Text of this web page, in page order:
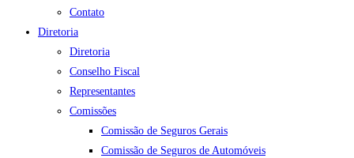
Contato
Diretoria
Diretoria
Conselho Fiscal
Representantes
Comissões
Comissão de Seguros Gerais
Comissão de Seguros de Automóveis